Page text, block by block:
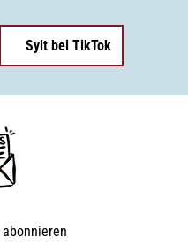
Sylt bei TikTok
abonnieren